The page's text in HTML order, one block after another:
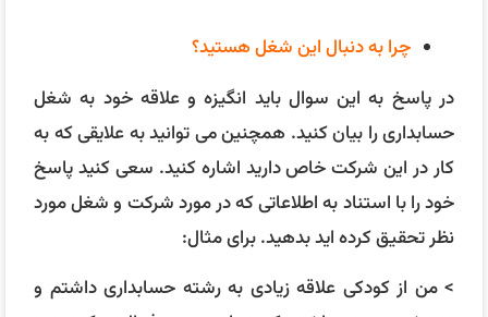
رشته های کاری است که نقش بزرگی در مدیریت و بهبود
متوجه شدم که شما یکی از پیشروان در زمینه تولید و
فروش محصولات الکترونیکی هستید و از تکنولوژی های
نوین و روش های حسابداری پیشرفته استفاده می کنید.
من خیلی علاقه مندم که در چنین محیطی کار کنم و تجربه و
دانش خود را ارتقا بدهم و همچنین به رشد و موفقیت
شرکت شما کمک کنم.